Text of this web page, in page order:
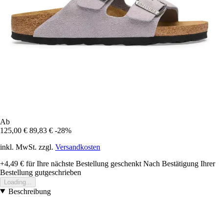
Ab
125,00 € 89,83 € -28%
inkl. MwSt. zzgl. Versandkosten
+4,49 € für Ihre nächste Bestellung geschenkt Nach Bestätigung Ihrer
Bestellung gutgeschrieben
Loading...
Beschreibung